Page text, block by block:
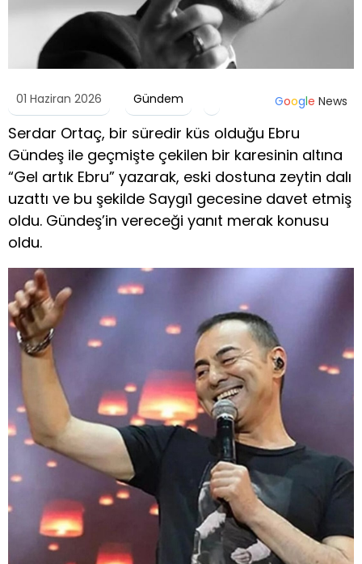
01 Haziran 2026 Gündem Google News
Serdar Ortaç, bir süredir küs olduğu Ebru
Gündeş ile geçmişte çekilen bir karesinin altına
“Gel artık Ebru” yazarak, eski dostuna zeytin dalı
uzattı ve bu şekilde Saygı1 gecesine davet etmiş
oldu. Gündeş’in vereceği yanıt merak konusu
oldu.